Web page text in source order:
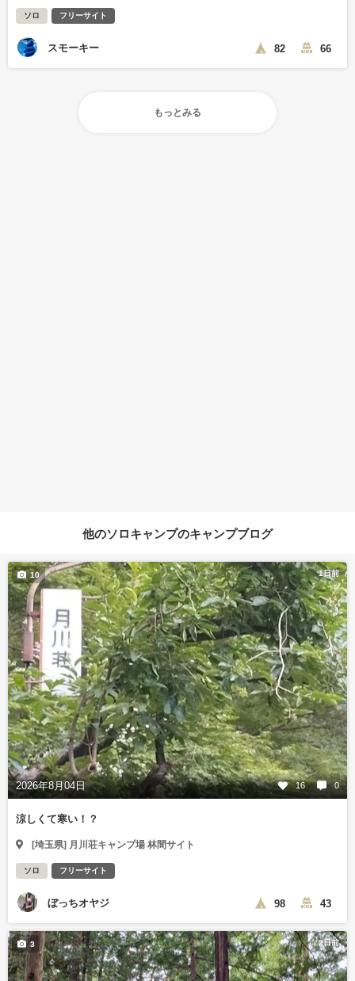
ソロ フリーサイト
スモーキー 82 66
もっとみる
他のソロキャンプのキャンプブログ
1日前
2026年8月04日 16 0
10
涼しくて寒い！？
[埼玉県] 月川荘キャンプ場 林間サイト
ソロ フリーサイト
ぼっちオヤジ 98 43
2日前
3